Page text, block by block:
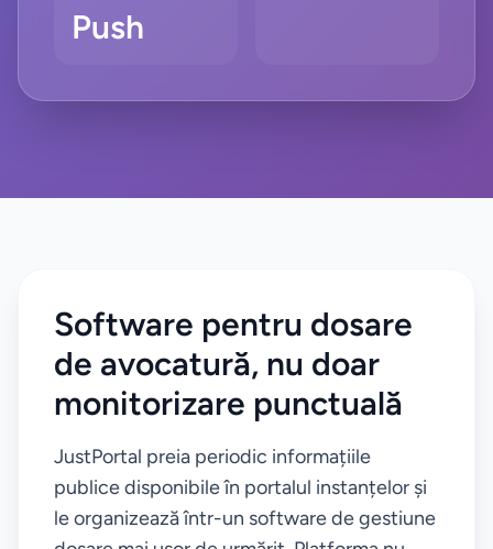
Push
Software pentru dosare
de avocatură, nu doar
monitorizare punctuală
JustPortal preia periodic informațiile
publice disponibile în portalul instanțelor și
le organizează într-un software de gestiune